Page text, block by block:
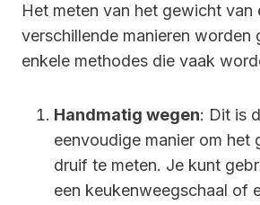
Het meten van het gewicht van
verschillende manieren worden
enkele methodes die vaak
Handmatig wegen: Dit is
eenvoudige manier om het
druif te meten. Je kunt
een keukenweegschaal of